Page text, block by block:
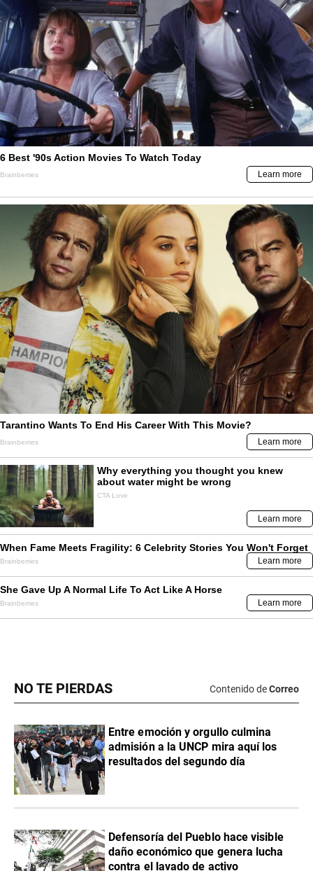
NO TE PIERDAS Contenido deCorreo
Entre emoción y orgullo culmina
admisión a la UNCP mira aquí los
resultados del segundo día
Defensoría del Pueblo hace visible
daño económico que genera lucha
contra el lavado de activo